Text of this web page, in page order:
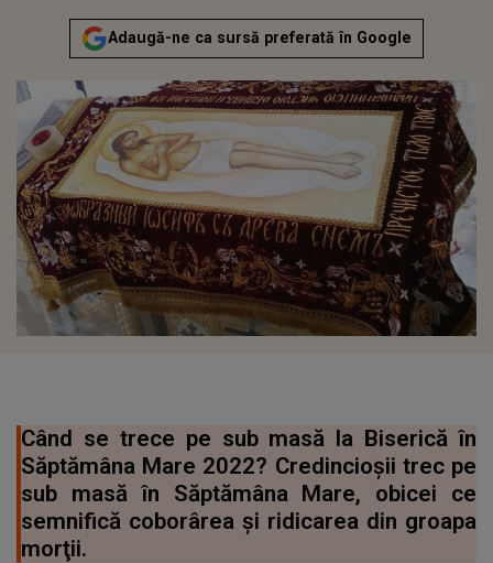
Adaugă-ne ca sursă preferată în Google
Când se trece pe sub masă la Biserică în
Săptămâna Mare 2022? Credincioşii trec pe
sub masă în Săptămâna Mare, obicei ce
semnifică coborârea şi ridicarea din groapa
morţii.